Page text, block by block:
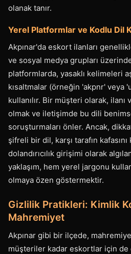
olanak tanır.
Yerel Platformlar ve Kodlu Dil
Akpınar'da eskort ilanları
ve sosyal medya grupları
platformlarda, yasaklı kelimeleri
kısaltmalar (örneğin 'akpnr' veya
kullanılır. Bir müşteri olarak, ilanı
olmak ve iletişimde bu dili
soruşturmaları önler. Ancak,
şifreli bir dil, karşı tarafın kafasını
dolandırıcılık girişimi olarak
yaklaşım, hem yerel jargonu
olmaya özen göstermektir.
Gizlilik Pratikleri: Kimlik
Mahremiyet
Akpınar gibi bir ilçede,
müşteriler kadar eskortlar için de